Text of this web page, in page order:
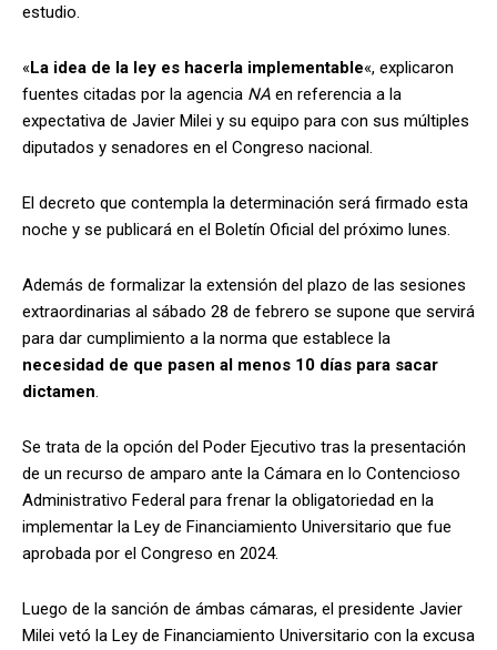
estudio.
«La idea de la ley es hacerla implementable«, explicaron
fuentes citadas por la agencia NA en referencia a la
expectativa de Javier Milei y su equipo para con sus múltiples
diputados y senadores en el Congreso nacional.
El decreto que contempla la determinación será firmado esta
noche y se publicará en el Boletín Oficial del próximo lunes.
Además de formalizar la extensión del plazo de las sesiones
extraordinarias al sábado 28 de febrero se supone que servirá
para dar cumplimiento a la norma que establece la
necesidad de que pasen al menos 10 días para sacar
dictamen.
Se trata de la opción del Poder Ejecutivo tras la presentación
de un recurso de amparo ante la Cámara en lo Contencioso
Administrativo Federal para frenar la obligatoriedad en la
implementar la Ley de Financiamiento Universitario que fue
aprobada por el Congreso en 2024.
Luego de la sanción de ámbas cámaras, el presidente Javier
Milei vetó la Ley de Financiamiento Universitario con la excusa